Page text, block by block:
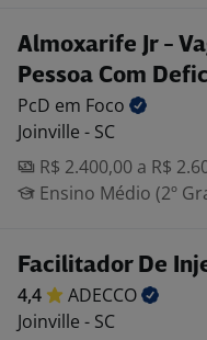
Almoxarife Jr -
Pessoa Com
PcD em Foco
Joinville - SC
R$ 2.400,00 a R$
Ensino Médio (2º
Facilitador De
4,4
ADECCO
Joinville - SC